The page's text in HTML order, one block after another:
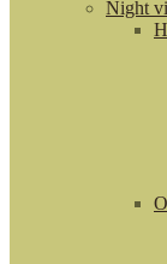
Night